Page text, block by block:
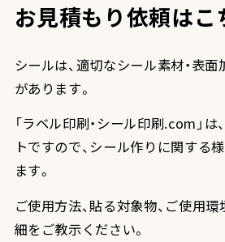
お見積もり依頼はこ
シールは、適切なシール素材・表
があります。
「ラベル印刷・シール印刷.com」
トですので、シール作りに関する
ます。
ご使用方法、貼る対象物、ご使用
細をご教示ください。